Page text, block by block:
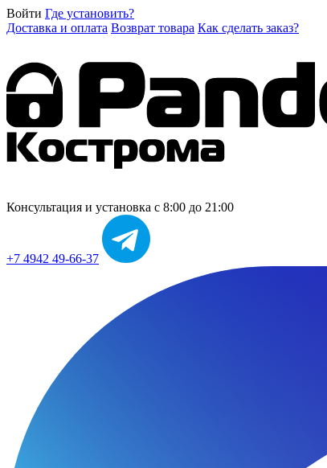
Войти Где установить?
Доставка и оплата Возврат товара Как сделать заказ?
Консультация и установка с 8:00 до 21:00
+7 4942 49-66-37